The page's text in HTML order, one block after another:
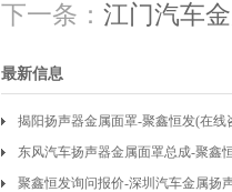
下一条： 江门汽车
最新信息
揭阳扬声器金属面罩-聚鑫恒发(在
发
东风汽车扬声器金属面罩总成-聚鑫
聚鑫恒发询问报价-深圳汽车金属扬